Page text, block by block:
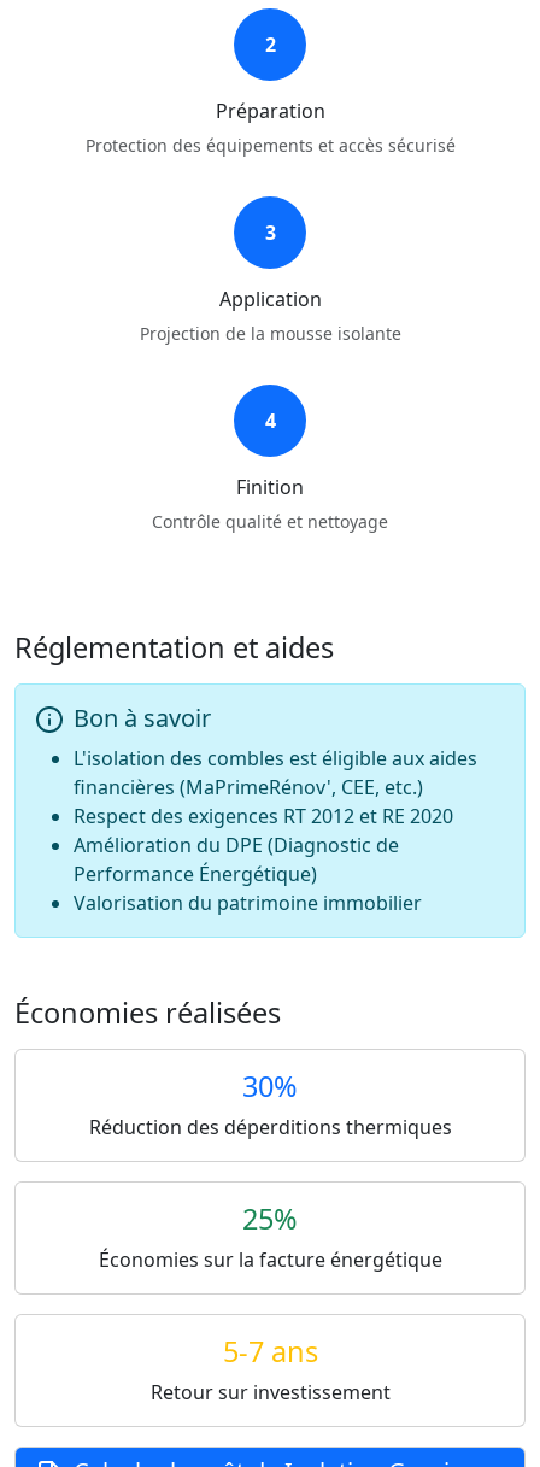
2
Préparation
Protection des équipements et accès sécurisé
3
Application
Projection de la mousse isolante
4
Finition
Contrôle qualité et nettoyage
Réglementation et aides
Bon à savoir
L'isolation des combles est éligible aux aides
financières (MaPrimeRénov', CEE, etc.)
Respect des exigences RT 2012 et RE 2020
Amélioration du DPE (Diagnostic de
Performance Énergétique)
Valorisation du patrimoine immobilier
Économies réalisées
30%
Réduction des déperditions thermiques
25%
Économies sur la facture énergétique
5-7 ans
Retour sur investissement